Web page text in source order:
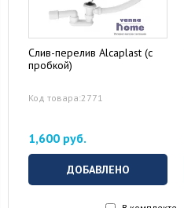
Слив-перелив Alcaplast (с
пробкой)
Код товара:2771
1,600 руб.
ДОБАВЛЕНО